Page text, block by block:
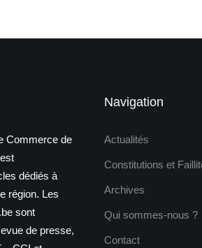
Commerce de
dédiés à
région. Les
sont
de presse,
Navigation
Actualités
Constitutions et
Archives
Qui sommes-nous ?
Contact